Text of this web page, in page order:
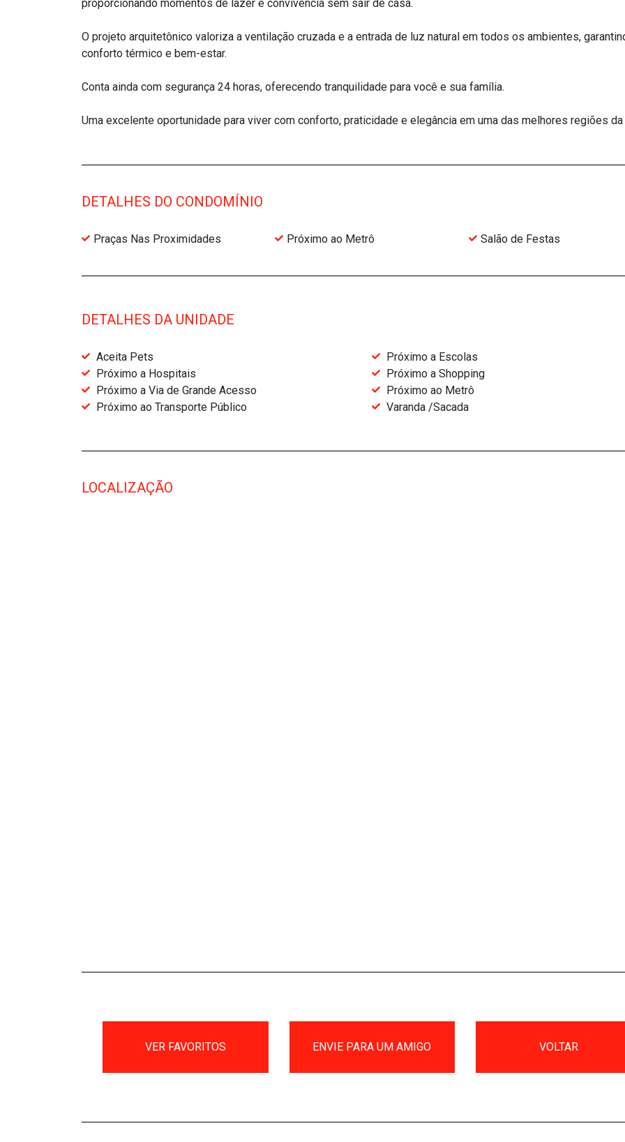
proporcionando momentos de lazer e convivência sem sair de casa.
O projeto arquitetônico valoriza a ventilação cruzada e a entrada de luz natural em todos os ambientes,
conforto térmico e bem-estar.
Conta ainda com segurança 24 horas, oferecendo tranquilidade para você e sua família.
Uma excelente oportunidade para viver com conforto, praticidade e elegância em uma das melhores regiões da
DETALHES DO CONDOMÍNIO
Praças Nas Proximidades Próximo ao Metrô Salão de Festas
DETALHES DA UNIDADE
Aceita Pets
Próximo a Escolas
Próximo a Hospitais
Próximo a Shopping
Próximo a Via de Grande Acesso
Próximo ao Metrô
Próximo ao Transporte Público
Varanda /Sacada
LOCALIZAÇÃO
VER FAVORITOS ENVIE PARA UM AMIGO VOLTAR